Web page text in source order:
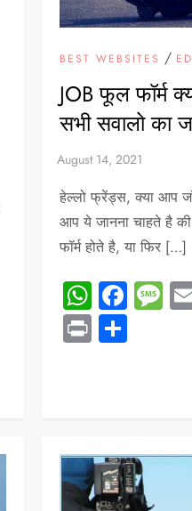
BEST WEBSITES /
JOB फूल फॉर्म
सभी सवालो का
हेल्लो फ्रेंड्स, क्या आप
आप ये जानना चाहते है
फॉर्म होते है, या फिर […]
Print